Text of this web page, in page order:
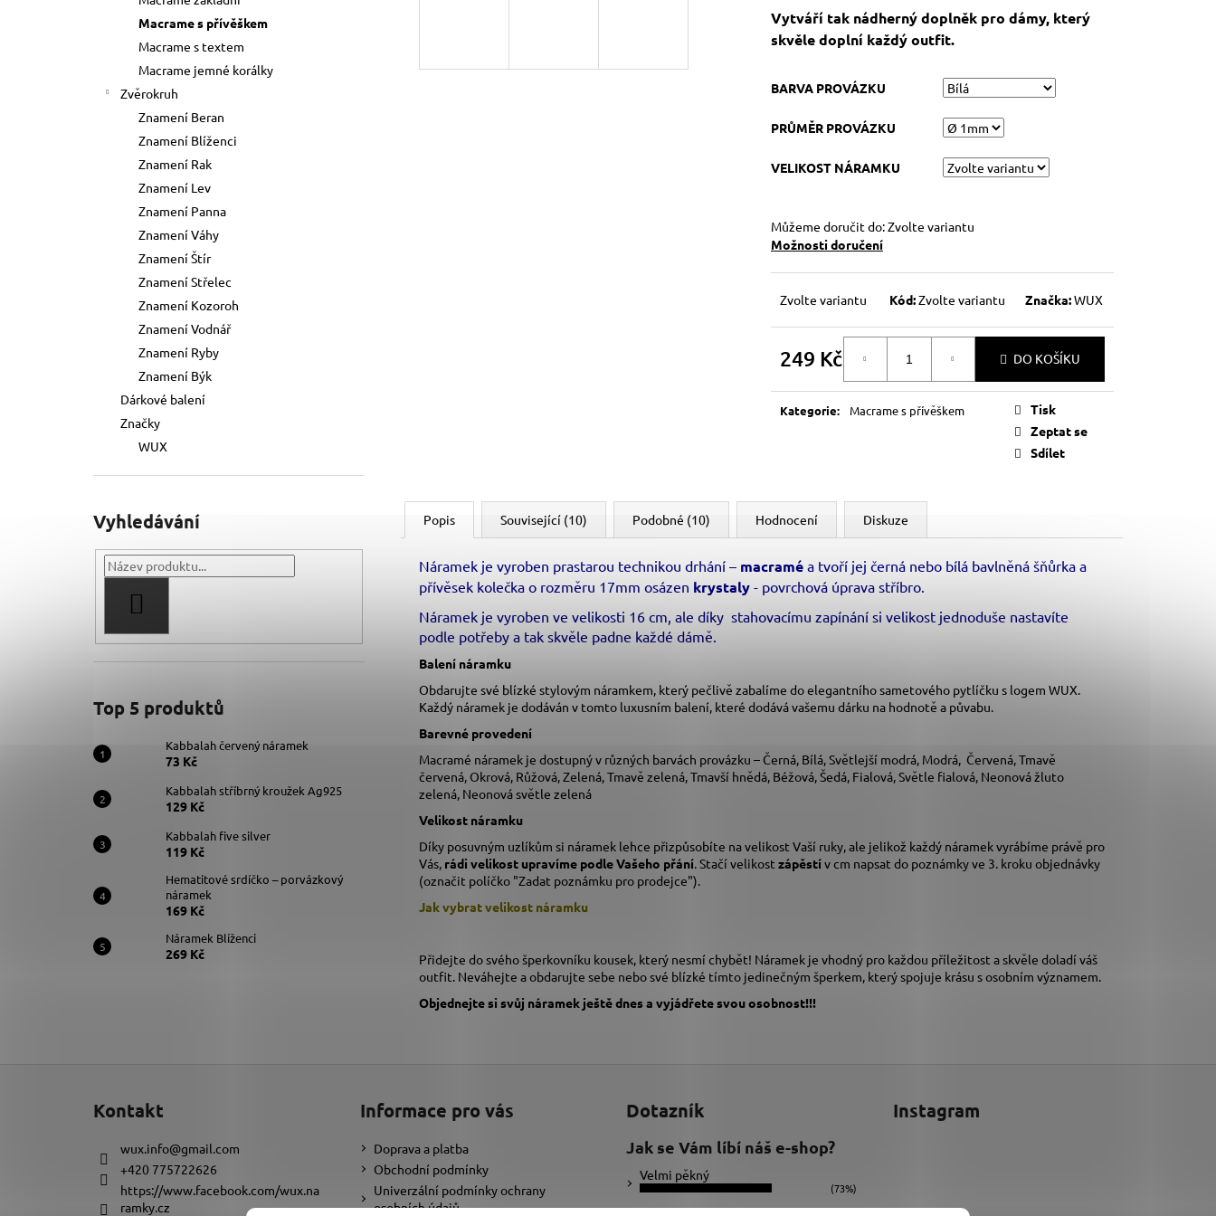
Macrame s přívěškem
Macrame s textem
Macrame jemné korálky
Zvěrokruh
Znamení Beran
Znamení Blíženci
Znamení Rak
Znamení Lev
Znamení Panna
Znamení Váhy
Znamení Štír
Znamení Střelec
Znamení Kozoroh
Znamení Vodnář
Znamení Ryby
Znamení Býk
Dárkové balení
Značky
WUX
Vyhledávání
Top 5 produktů
Kabbalah červený náramek
73 Kč
Kabbalah stříbrný kroužek Ag925
129 Kč
Kabbalah five silver
119 Kč
Hematitové srdíčko – porvázkový
náramek
169 Kč
Náramek Blíženci
269 Kč
Vytváří tak nádherný doplněk pro dámy, který
skvěle doplní každý outfit.
BARVA PROVÁZKU
PRŮMĚR PROVÁZKU
VELIKOST NÁRAMKU
Můžeme doručit do:Zvolte variantu
Možnosti doručení
Zvolte variantu Kód:Zvolte variantu Značka:WUX
249 Kč
cena:
DO KOŠÍKU
Kategorie: Macrame s přívěškem
Tisk
Zeptat se
Sdílet
Popis Související (10) Podobné (10) Hodnocení Diskuze
Náramek je vyroben prastarou technikou drhání – macramé a tvoří jej černá nebo bílá bavlněná šňůrka a
přívěsek kolečka o rozměru 17mm osázen krystaly - povrchová úprava stříbro.
Náramek je vyroben ve velikosti 16 cm, ale díky stahovacímu zapínání si velikost jednoduše nastavíte
podle potřeby a tak skvěle padne každé dámě.
Balení náramku
Obdarujte své blízké stylovým náramkem, který pečlivě zabalíme do elegantního sametového pytlíčku s logem WUX.
Každý náramek je dodáván v tomto luxusním balení, které dodává vašemu dárku na hodnotě a půvabu.
Barevné provedení
Macramé náramek je dostupný v různých barvách provázku – Černá, Bílá, Světlejší modrá, Modrá, Červená, Tmavě
červená, Okrová, Růžová, Zelená, Tmavě zelená, Tmavší hnědá, Béžová, Šedá, Fialová, Světle fialová, Neonová žluto
zelená, Neonová světle zelená
Velikost náramku
Díky posuvným uzlíkům si náramek lehce přizpůsobíte na velikost Vaší ruky, ale jelikož každý náramek vyrábíme právě pro
Vás, rádi velikost upravíme podle Vašeho přání . Stačí velikost zápěstív cm napsat do poznámky ve 3. kroku objednávky
(označit políčko "Zadat poznámku pro prodejce").
Jak vybrat velikost náramku
Přidejte do svého šperkovníku kousek, který nesmí chybět! Náramek je vhodný pro každou příležitost a skvěle doladí váš
outfit. Neváhejte a obdarujte sebe nebo své blízké tímto jedinečným šperkem, který spojuje krásu s osobním významem.
Objednejte si svůj náramek ještě dnes a vyjádřete svou osobnost!!!
Původně: 89 Kč 149 Kč
Kontakt
wux.info@gmail.com
+420 775722626
https://www.facebook.com/wux.na
ramky.cz
Informace pro vás
Doprava a platba
Obchodní podmínky
Univerzální podmínky ochrany
osobních údajů
Dotazník
Jak se Vám líbí náš e-shop?
Velmi pěkný
(73%)
Instagram